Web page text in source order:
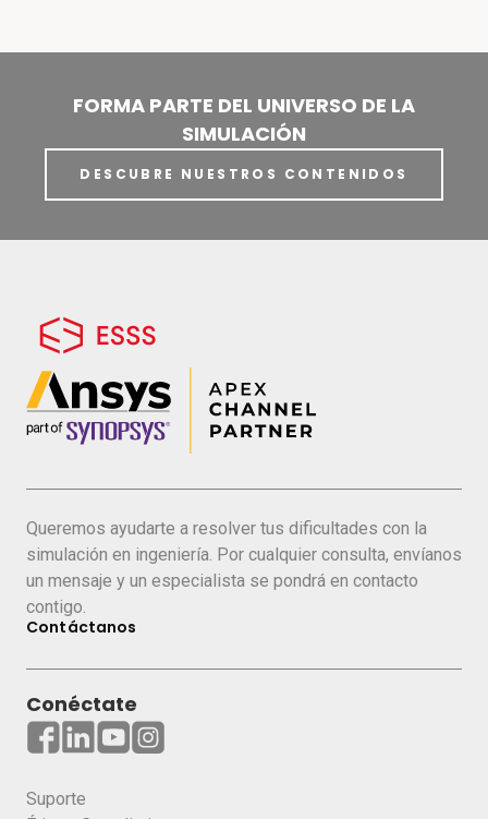
FORMA PARTE DEL UNIVERSO DE LA
SIMULACIÓN
DESCUBRE NUESTROS CONTENIDOS
Queremos ayudarte a resolver tus dificultades con la
simulación en ingeniería. Por cualquier consulta, envíanos
un mensaje y un especialista se pondrá en contacto
contigo.
Contáctanos
Conéctate
Suporte